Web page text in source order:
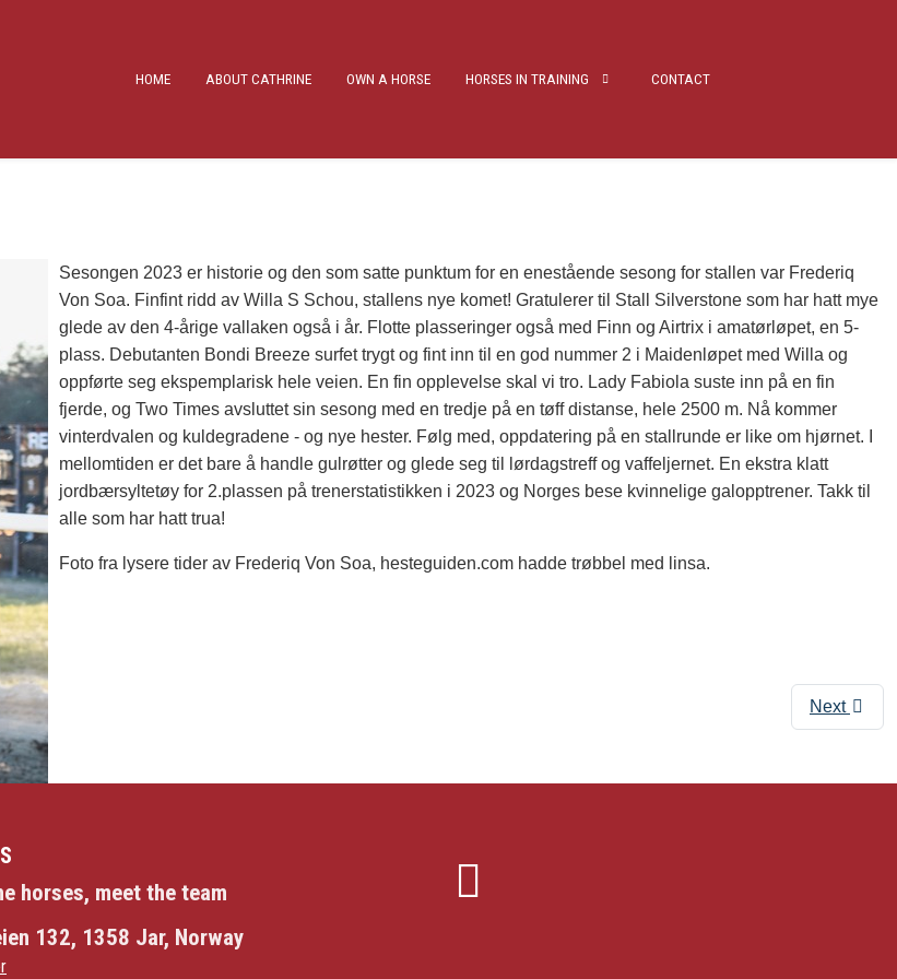
HOME ABOUT CATHRINE OWN A HORSE HORSES IN TRAINING CONTACT
Sesongen 2023 er historie og den som satte punktum for en enestående sesong for stallen var Frederiq
Von Soa. Finfint ridd av Willa S Schou, stallens nye komet! Gratulerer til Stall Silverstone som har hatt mye
glede av den 4-årige vallaken også i år. Flotte plasseringer også med Finn og Airtrix i amatørløpet, en 5-
plass. Debutanten Bondi Breeze surfet trygt og fint inn til en god nummer 2 i Maidenløpet med Willa og
oppførte seg ekspemplarisk hele veien. En fin opplevelse skal vi tro. Lady Fabiola suste inn på en fin
fjerde, og Two Times avsluttet sin sesong med en tredje på en tøff distanse, hele 2500 m. Nå kommer
vinterdvalen og kuldegradene - og nye hester. Følg med, oppdatering på en stallrunde er like om hjørnet. I
mellomtiden er det bare å handle gulrøtter og glede seg til lørdagstreff og vaffeljernet. En ekstra klatt
jordbærsyltetøy for 2.plassen på trenerstatistikken i 2023 og Norges bese kvinnelige galopptrener. Takk til
alle som har hatt trua!
Foto fra lysere tider av Frederiq Von Soa, hesteguiden.com hadde trøbbel med linsa.
Next
horses, meet the team
132, 1358 Jar, Norway